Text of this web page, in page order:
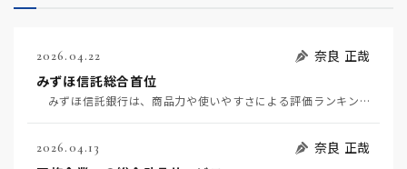
2026.04.22
奈良 正哉
みずほ信託総合首位
みずほ信託銀行は、商品力や使いやすさによる評価ランキングで初の総合首位となった。（4月22日日経評…
2026.04.13
奈良 正哉